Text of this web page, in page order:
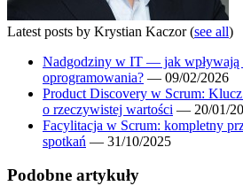
Latest posts by Krystian Kaczor(see all)
Nadgodziny w IT — jak wpływają
oprogramowania? — 09/02/2026
Product Discovery w Scrum:
o rzeczywistej wartości — 20/01/
Facylitacja w Scrum: kompletny
spotkań — 31/10/2025
Podobne artykuły